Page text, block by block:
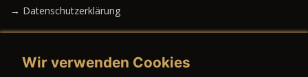
→ Datenschutzerklärung
Wir verwenden Cookies